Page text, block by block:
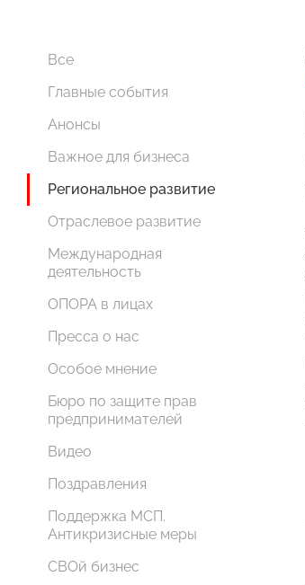
Все
Главные события
Анонсы
Важное для бизнеса
Региональное развитие
Отраслевое развитие
Международная
деятельность
ОПОРА в лицах
Пресса о нас
Особое мнение
Бюро по защите прав
предпринимателей
Видео
Поздравления
Поддержка МСП.
Антикризисные меры
СВОй бизнес